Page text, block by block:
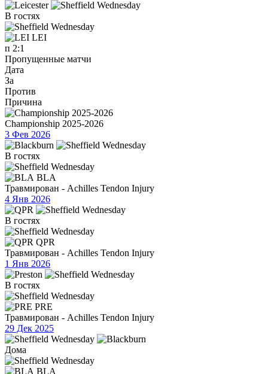
В гостях
LEI
п 2:1
Пропущенные матчи
Дата
За
Против
Причина
Championship 2025-2026
3 Фев 2026
В гостях
BLA
Травмирован - Achilles Tendon Injury
4 Янв 2026
В гостях
QPR
Травмирован - Achilles Tendon Injury
1 Янв 2026
В гостях
PRE
Травмирован - Achilles Tendon Injury
29 Дек 2025
Дома
BLA